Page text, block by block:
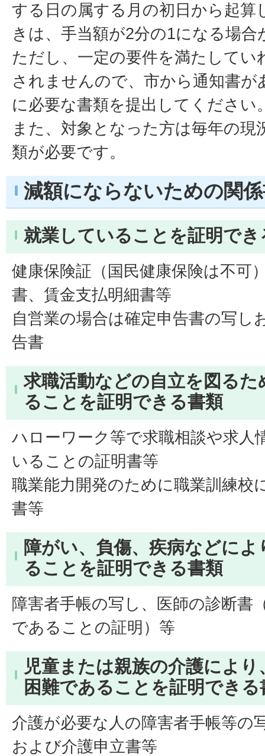
する日の属する月の初日から起算
きは、手当額が2分の1になる場合
ただし、一定の要件を満たしてい
されませんので、市から通知書が
に必要な書類を提出してください
また、対象となった方は毎年の現
類が必要です。
減額にならないための関
就業していることを証明でき
健康保険証（国民健康保険は不可
書、賃金支払明細書等
自営業の場合は確定申告書の写し
告書
求職活動などの自立を図る
ることを証明できる書類
ハローワーク等で求職相談や求人
いることの証明書等
職業能力開発のために職業訓練校
書等
障がい、負傷、疾病などに
ることを証明できる書類
障害者手帳の写し、医師の診断書
であることの証明）等
児童または親族の介護によ
困難であることを証明できる
介護が必要な人の障害者手帳等の
および介護申立書等